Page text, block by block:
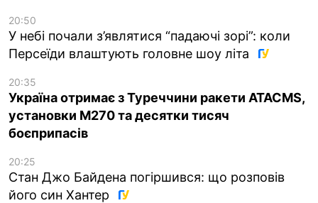
20:50
У небі почали з’являтися “падаючі зорі”: коли
Персеїди влаштують головне шоу літа
20:35
Україна отримає з Туреччини ракети ATACMS,
установки M270 та десятки тисяч
боєприпасів
20:25
Стан Джо Байдена погіршився: що розповів
його син Хантер